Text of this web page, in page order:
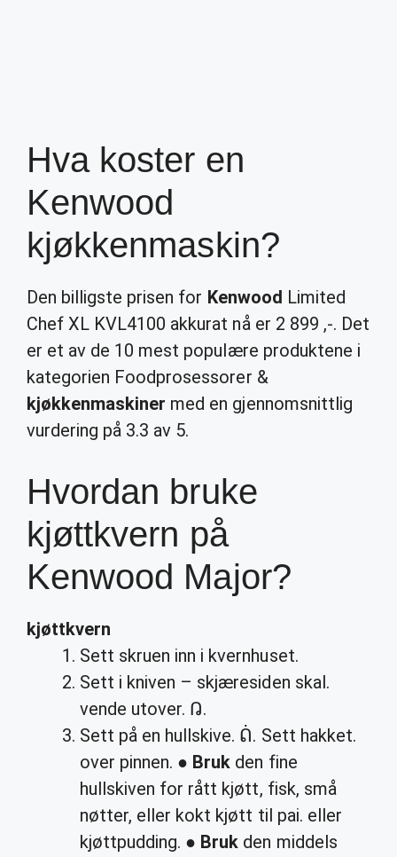
Hva koster en
Kenwood
kjøkkenmaskin?
Den billigste prisen for Kenwood Limited
Chef XL KVL4100 akkurat nå er 2 899 ,-. Det
er et av de 10 mest populære produktene i
kategorien Foodprosessorer &
kjøkkenmaskiner med en gjennomsnittlig
vurdering på 3.3 av 5.
Hvordan bruke
kjøttkvern på
Kenwood Major?
kjøttkvern
Sett skruen inn i kvernhuset.
Sett i kniven – skjæresiden skal.
vende utover. ᕡ.
Sett på en hullskive. ᕢ. Sett hakket.
over pinnen. ● Bruk den fine
hullskiven for rått kjøtt, fisk, små
nøtter, eller kokt kjøtt til pai. eller
kjøttpudding. ● Bruk den middels